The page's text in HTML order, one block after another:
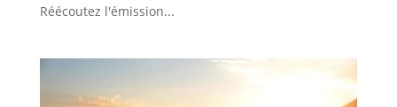
Réécoutez l'émission...